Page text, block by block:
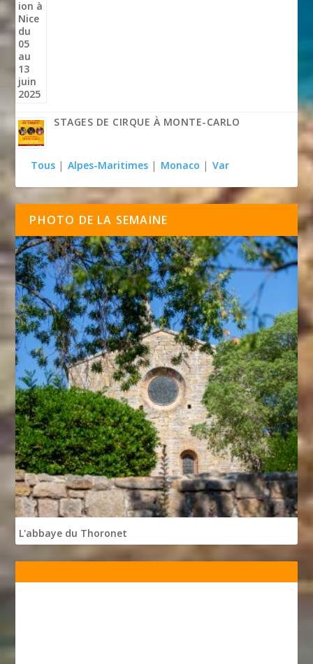
STAGES DE CIRQUE À MONTE-CARLO
Tous | Alpes-Maritimes | Monaco | Var
PHOTO DE LA SEMAINE
L'abbaye du Thoronet